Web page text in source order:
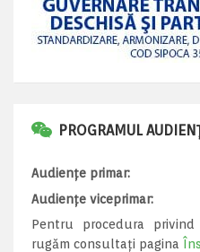
PROGRAMUL
Audiențe primar:
Audiențe viceprimar:
Pentru procedura
rugăm consultați pagina